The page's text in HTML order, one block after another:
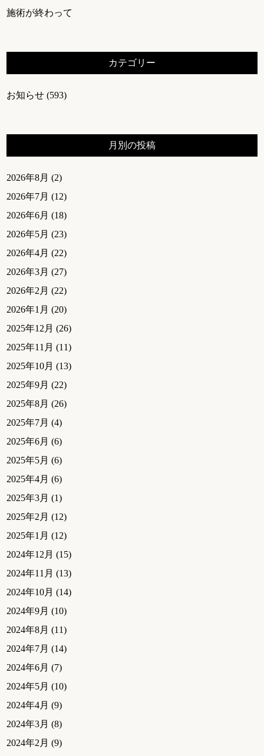
施術が終わって
カテゴリー
お知らせ (593)
月別の投稿
2026年8月 (2)
2026年7月 (12)
2026年6月 (18)
2026年5月 (23)
2026年4月 (22)
2026年3月 (27)
2026年2月 (22)
2026年1月 (20)
2025年12月 (26)
2025年11月 (11)
2025年10月 (13)
2025年9月 (22)
2025年8月 (26)
2025年7月 (4)
2025年6月 (6)
2025年5月 (6)
2025年4月 (6)
2025年3月 (1)
2025年2月 (12)
2025年1月 (12)
2024年12月 (15)
2024年11月 (13)
2024年10月 (14)
2024年9月 (10)
2024年8月 (11)
2024年7月 (14)
2024年6月 (7)
2024年5月 (10)
2024年4月 (9)
2024年3月 (8)
2024年2月 (9)